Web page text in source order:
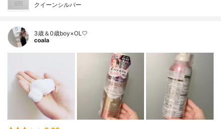
クイーンシルバー
3歳＆0歳boy×OL🤍
coala